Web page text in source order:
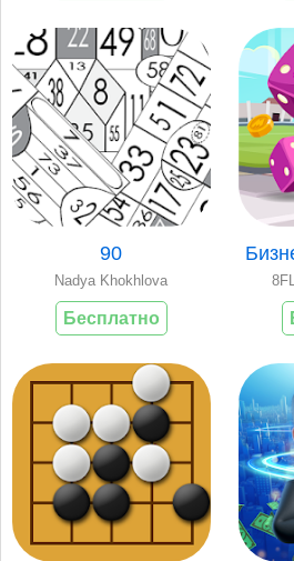
90
Nadya Khokhlova
Бесплатно